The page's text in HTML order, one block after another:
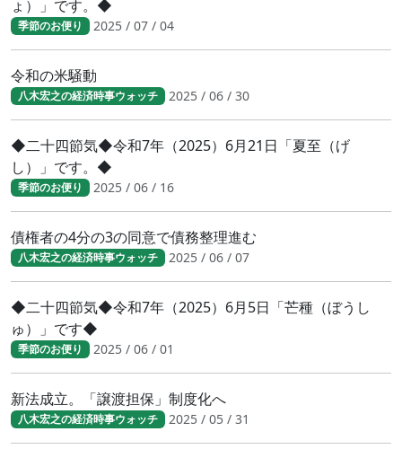
ょ）」です。◆
季節のお便り 2025 / 07 / 04
令和の米騒動
八木宏之の経済時事ウォッチ 2025 / 06 / 30
◆二十四節気◆令和7年（2025）6月21日「夏至（げ
し）」です。◆
季節のお便り 2025 / 06 / 16
債権者の4分の3の同意で債務整理進む
八木宏之の経済時事ウォッチ 2025 / 06 / 07
◆二十四節気◆令和7年（2025）6月5日「芒種（ぼうし
ゅ）」です◆
季節のお便り 2025 / 06 / 01
新法成立。「譲渡担保」制度化へ
八木宏之の経済時事ウォッチ 2025 / 05 / 31